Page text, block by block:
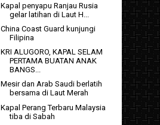
Kapal penyapu Ranjau Rusia
gelar latihan di Laut H...
China Coast Guard kunjungi
Filipina
KRI ALUGORO, KAPAL SELAM
PERTAMA BUATAN ANAK
BANGS...
Mesir dan Arab Saudi berlatih
bersama di Laut Merah
Kapal Perang Terbaru Malaysia
tiba di Sabah